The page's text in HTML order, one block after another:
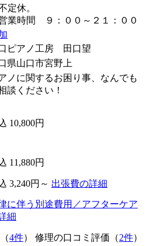
定休。
業時間 ９：００～２１：００
ピアノ工房 田口望
県山口市宮野上
ノに関するお困り事、なんでも
談ください！
10,800円
11,880円
3,240円～ 出張費の詳細
に伴う別途費用／アフターケア
細
4件） 修理の口コミ評価（2件）